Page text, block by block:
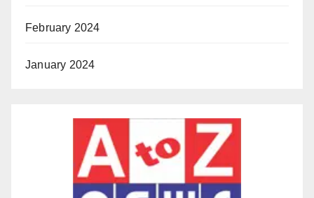
February 2024
January 2024